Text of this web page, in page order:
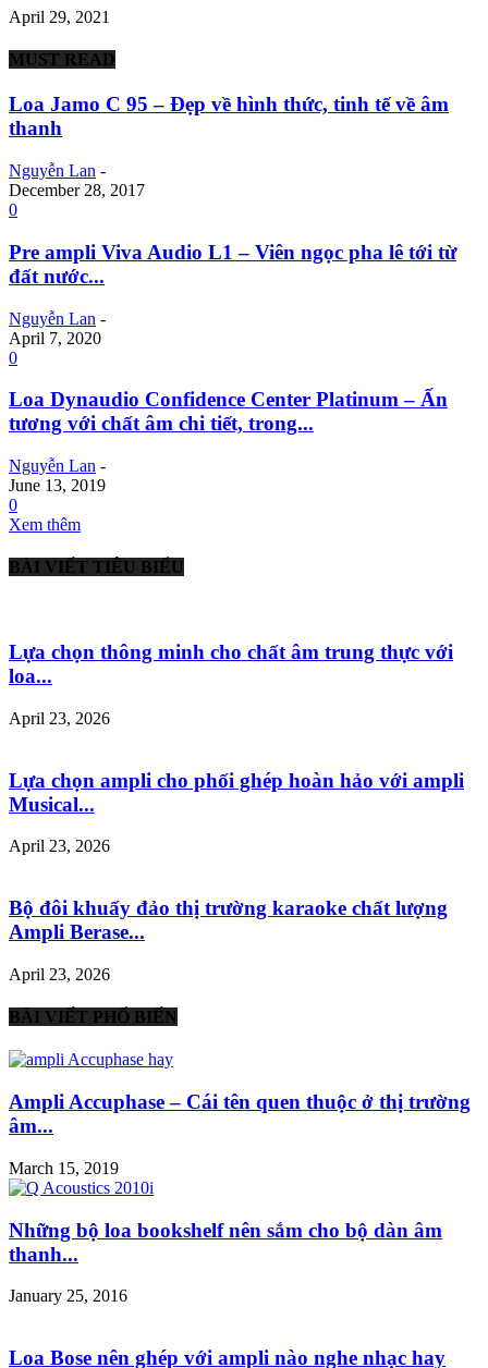
April 29, 2021
MUST READ
Loa Jamo C 95 – Đẹp về hình thức, tinh tế về âm
thanh
Nguyễn Lan -
December 28, 2017
0
Pre ampli Viva Audio L1 – Viên ngọc pha lê tới từ
đất nước...
Nguyễn Lan -
April 7, 2020
0
Loa Dynaudio Confidence Center Platinum – Ấn
tương với chất âm chi tiết, trong...
Nguyễn Lan -
June 13, 2019
0
Xem thêm
BÀI VIẾT TIÊU BIỂU
Lựa chọn thông minh cho chất âm trung thực với
loa...
April 23, 2026
Lựa chọn ampli cho phối ghép hoàn hảo với ampli
Musical...
April 23, 2026
Bộ đôi khuấy đảo thị trường karaoke chất lượng
Ampli Berase...
April 23, 2026
BÀI VIẾT PHỔ BIẾN
Ampli Accuphase – Cái tên quen thuộc ở thị trường
âm...
March 15, 2019
Những bộ loa bookshelf nên sắm cho bộ dàn âm
thanh...
January 25, 2016
Loa Bose nên ghép với ampli nào nghe nhạc hay